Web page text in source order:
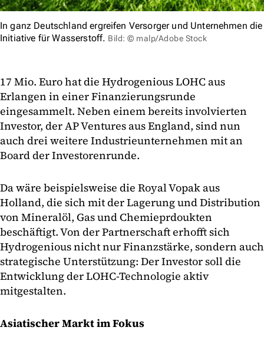
In ganz Deutschland ergreifen Versorger und Unternehmen die
Initiative für Wasserstoff. Bild: © malp/Adobe Stock
17 Mio. Euro hat die Hydrogenious LOHC aus
Erlangen in einer Finanzierungsrunde
eingesammelt. Neben einem bereits involvierten
Investor, der AP Ventures aus England, sind nun
auch drei weitere Industrieunternehmen mit an
Board der Investorenrunde.
Da wäre beispielsweise die Royal Vopak aus
Holland, die sich mit der Lagerung und Distribution
von Mineralöl, Gas und Chemieprdoukten
beschäftigt. Von der Partnerschaft erhofft sich
Hydrogenious nicht nur Finanzstärke, sondern auch
strategische Unterstützung: Der Investor soll die
Entwicklung der LOHC-Technologie aktiv
mitgestalten.
Asiatischer Markt im Fokus